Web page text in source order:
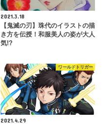
2021.3.18
【鬼滅の刃】珠代のイラストの描
き方を伝授！和服美人の姿が大人
気!?
ワールドトリガー
2021.4.29